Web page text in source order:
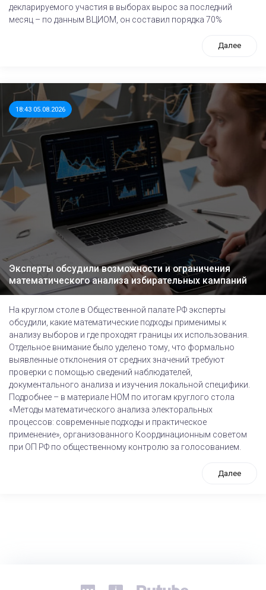
декларируемого участия в выборах вырос за последний
месяц – по данным ВЦИОМ, он составил порядка 70%
Далее
18:43 05.08.2026
Эксперты обсудили возможности и ограничения
математического анализа избирательных кампаний
На круглом столе в Общественной палате РФ эксперты
обсудили, какие математические подходы применимы к
анализу выборов и где проходят границы их использования.
Отдельное внимание было уделено тому, что формально
выявленные отклонения от средних значений требуют
проверки с помощью сведений наблюдателей,
документального анализа и изучения локальной специфики.
Подробнее – в материале НОМ по итогам круглого стола
«Методы математического анализа электоральных
процессов: современные подходы и практическое
применение», организованного Координационным советом
при ОП РФ по общественному контролю за голосованием.
Далее